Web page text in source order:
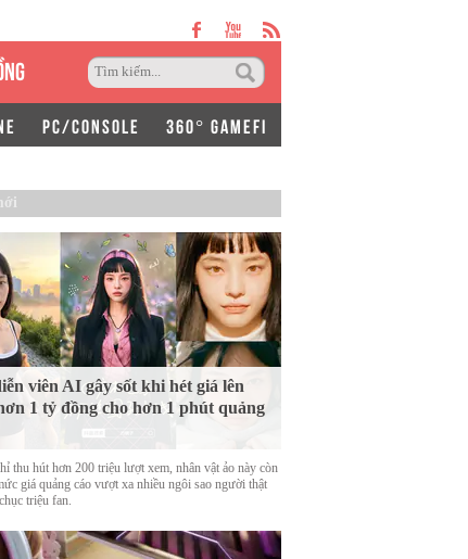
PC/CONSOLE 360° GAMEFI
viên AI gây sốt khi hét giá lên
1 tỷ đồng cho hơn 1 phút quảng
thu hút hơn 200 triệu lượt xem, nhân vật ảo này còn
giá quảng cáo vượt xa nhiều ngôi sao người thật
triệu fan.